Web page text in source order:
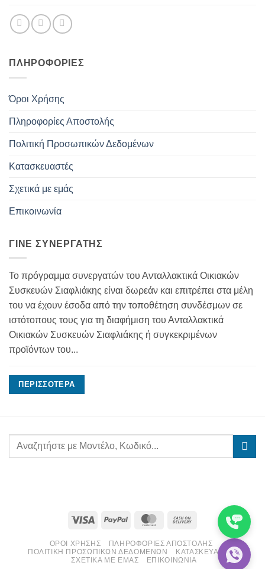
ΠΛΗΡΟΦΟΡΊΕΣ
Όροι Χρήσης
Πληροφορίες Αποστολής
Πολιτική Προσωπικών Δεδομένων
Κατασκευαστές
Σχετικά με εμάς
Επικοινωνία
ΓΊΝΕ ΣΥΝΕΡΓΆΤΗΣ
Το πρόγραμμα συνεργατών του Ανταλλακτικά Οικιακών
Συσκευών Σιαφλιάκης είναι δωρεάν και επιτρέπει στα μέλη
του να έχουν έσοδα από την τοποθέτηση συνδέσμων σε
ιστότοπους τους για τη διαφήμιση του Ανταλλακτικά
Οικιακών Συσκευών Σιαφλιάκης ή συγκεκριμένων
προϊόντων του...
ΠΕΡΙΣΣΌΤΕΡΑ
Visa PayPal MasterCard
Delivery
ΌΡΟΙ ΧΡΉΣΗΣ
ΠΛΗΡΟΦΟΡΊΕΣ ΑΠΟΣΤΟΛΉΣ
ΠΟΛΙΤΙΚΉ ΠΡΟΣΩΠΙΚΏΝ ΔΕΔΟΜΈΝΩΝ
ΚΑΤΑΣΚΕΥΑΣΤΈΣ
ΣΧΕΤΙΚΆ ΜΕ ΕΜΆΣ
ΕΠΙΚΟΙΝΩΝΊΑ